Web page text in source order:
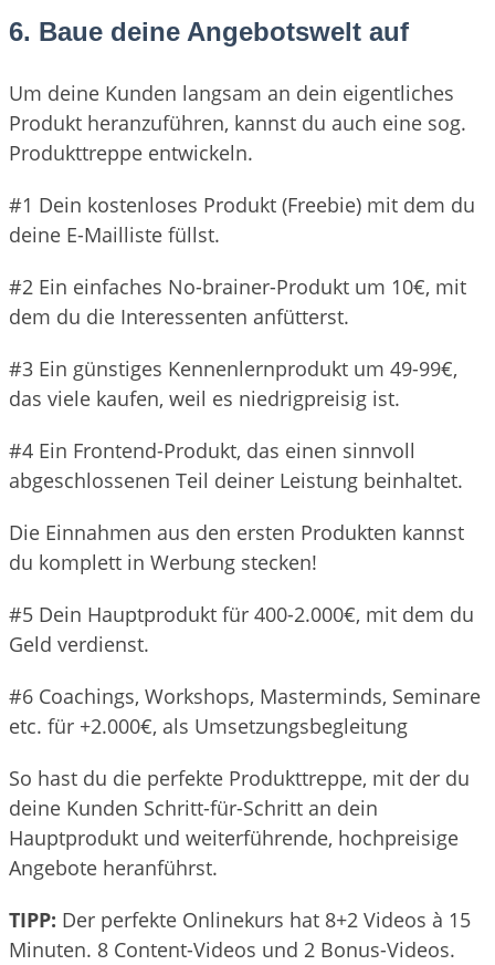
6. Baue deine Angebotswelt auf
Um deine Kunden langsam an dein eigentliches
Produkt heranzuführen, kannst du auch eine sog.
Produkttreppe entwickeln.
#1 Dein kostenloses Produkt (Freebie) mit dem du
deine E-Mailliste füllst.
#2 Ein einfaches No-brainer-Produkt um 10€, mit
dem du die Interessenten anfütterst.
#3 Ein günstiges Kennenlernprodukt um 49-99€,
das viele kaufen, weil es niedrigpreisig ist.
#4 Ein Frontend-Produkt, das einen sinnvoll
abgeschlossenen Teil deiner Leistung beinhaltet.
Die Einnahmen aus den ersten Produkten kannst
du komplett in Werbung stecken!
#5 Dein Hauptprodukt für 400-2.000€, mit dem du
Geld verdienst.
#6 Coachings, Workshops, Masterminds, Seminare
etc. für +2.000€, als Umsetzungsbegleitung
So hast du die perfekte Produkttreppe, mit der du
deine Kunden Schritt-für-Schritt an dein
Hauptprodukt und weiterführende, hochpreisige
Angebote heranführst.
TIPP: Der perfekte Onlinekurs hat 8+2 Videos à 15
Minuten. 8 Content-Videos und 2 Bonus-Videos.